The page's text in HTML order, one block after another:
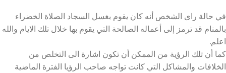
في حالة راى الشخص أنه كان يقوم بغسل السجاد الصلاة الخضراء
بالمنام قد ترمز إلى أعماله الصالحة التي يقوم بها خلال تلك الايام والله
اعلم.
كما أن تلك الرؤية من الممكن أن تكون اشارة الى التخلص من
الخلافات والمشاكل التي كانت تواجه صاحب الرؤيا الفترة الماضية